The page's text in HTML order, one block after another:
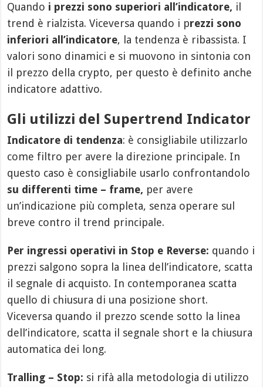
Quando i prezzi sono superiori all’indicatore, il
trend è rialzista. Viceversa quando i prezzi sono
inferiori all’indicatore, la tendenza è ribassista. I
valori sono dinamici e si muovono in sintonia con
il prezzo della crypto, per questo è definito anche
indicatore adattivo.
Gli utilizzi del Supertrend Indicator
Indicatore di tendenza: è consigliabile utilizzarlo
come filtro per avere la direzione principale. In
questo caso è consigliabile usarlo confrontandolo
su differenti time – frame, per avere
un’indicazione più completa, senza operare sul
breve contro il trend principale.
Per ingressi operativi in Stop e Reverse: quando i
prezzi salgono sopra la linea dell’indicatore, scatta
il segnale di acquisto. In contemporanea scatta
quello di chiusura di una posizione short.
Viceversa quando il prezzo scende sotto la linea
dell’indicatore, scatta il segnale short e la chiusura
automatica dei long.
Tralling – Stop: si rifà alla metodologia di utilizzo